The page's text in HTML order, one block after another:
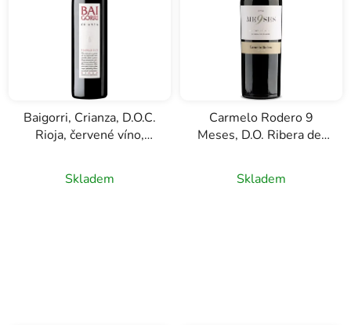
Baigorri, Crianza, D.O.C.
Rioja, červené víno,
Skladem
Carmelo Rodero 9
Meses, D.O. Ribera del
0,75l
Skladem